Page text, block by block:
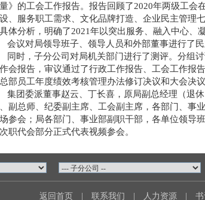
》的工会工作报告。报告回顾了2020年两级工会
、服务职工需求、文化品牌打造、企业民主管理
体分析，明确了2021年以突出服务、融入中心、
会议对局领导班子、领导人员和外部董事进行了
同时，子分公司对局机关部门进行了测评。分组
会报告，审议通过了行政工作报告、工会工作报
部员工年度绩效考核管理办法修订决议和大会决
集团委派董事赵云、丁长喜，原局副总经理（退
副总师、纪委副主席、工会副主席，各部门、事
参会；局各部门、事业部副职干部，各单位领导
职代会部分正式代表视频参会。
返回首页 联系我们 人力资源